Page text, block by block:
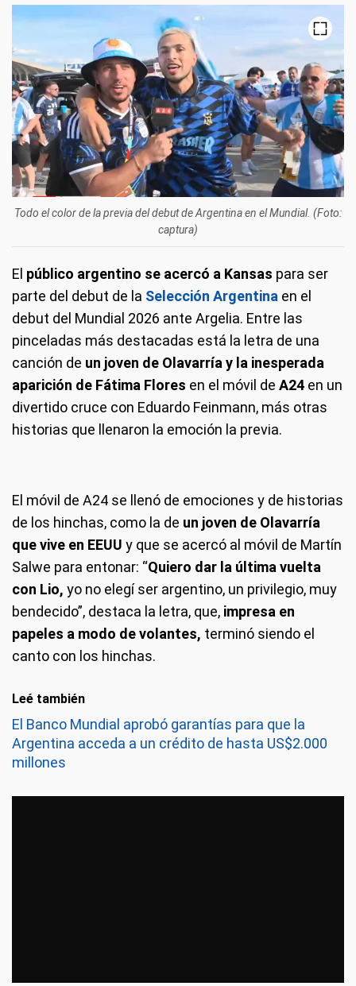
Todo el color de la previa del debut de Argentina en el Mundial. (Foto:
captura)
El público argentino se acercó a Kansas para ser
parte del debut de la Selección Argentina en el
debut del Mundial 2026 ante Argelia. Entre las
pinceladas más destacadas está la letra de una
canción de un joven de Olavarría y la inesperada
aparición de Fátima Flores en el móvil de A24 en un
divertido cruce con Eduardo Feinmann, más otras
historias que llenaron la emoción la previa.
El móvil de A24 se llenó de emociones y de historias
de los hinchas, como la de un joven de Olavarría
que vive en EEUU y que se acercó al móvil de Martín
Salwe para entonar: “Quiero dar la última vuelta
con Lio, yo no elegí ser argentino, un privilegio, muy
bendecido”, destaca la letra, que, impresa en
papeles a modo de volantes, terminó siendo el
canto con los hinchas.
Leé también
El Banco Mundial aprobó garantías para que la
Argentina acceda a un crédito de hasta US$2.000
millones